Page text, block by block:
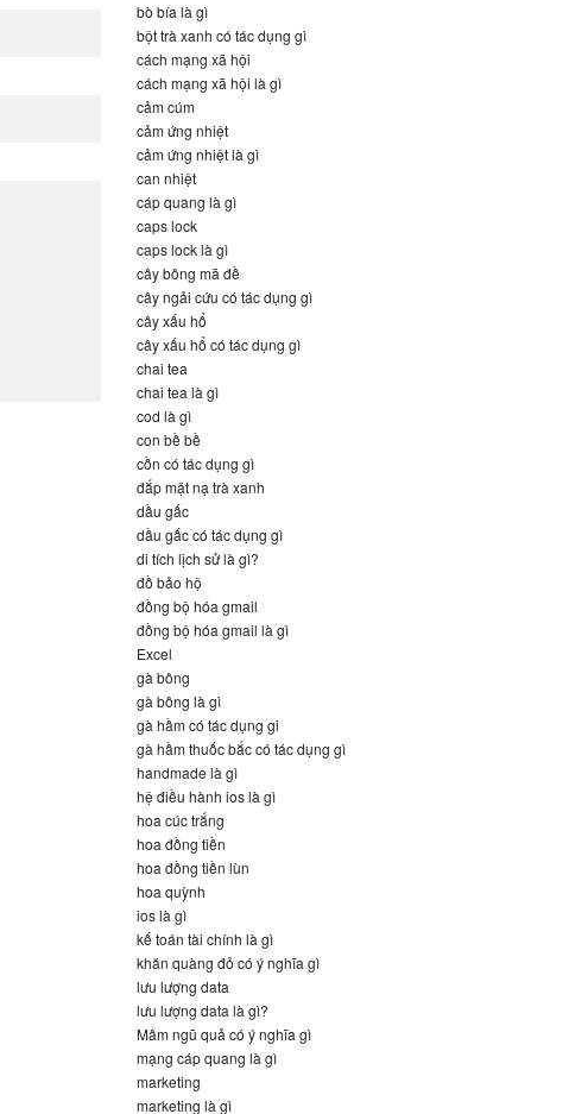
bò bía là gì
bột trà xanh có tác dụng gì
cách mạng xã hội
cách mạng xã hội là gì
cảm cúm
cảm ứng nhiệt
cảm ứng nhiệt là gì
can nhiệt
cáp quang là gì
caps lock
caps lock là gì
cây bông mã đề
cây ngải cứu có tác dụng gì
cây xấu hổ
cây xấu hổ có tác dụng gì
chai tea
chai tea là gì
cod là gì
con bề bề
cồn có tác dụng gì
đắp mặt nạ trà xanh
dầu gấc
dầu gấc có tác dụng gì
di tích lịch sử là gì?
đồ bảo hộ
đồng bộ hóa gmail
đồng bộ hóa gmail là gì
Excel
gà bông
gà bông là gì
gà hầm có tác dụng gi
gà hầm thuốc bắc có tác dụng gì
handmade là gì
hệ điều hành ios là gì
hoa cúc trắng
hoa đồng tiền
hoa đồng tiền lùn
hoa quỳnh
ios là gì
kế toán tài chính là gì
khăn quàng đỏ có ý nghĩa gì
lưu lượng data
lưu lượng data là gì?
Mâm ngũ quả có ý nghĩa gì
mạng cáp quang là gì
marketing
marketing là gì